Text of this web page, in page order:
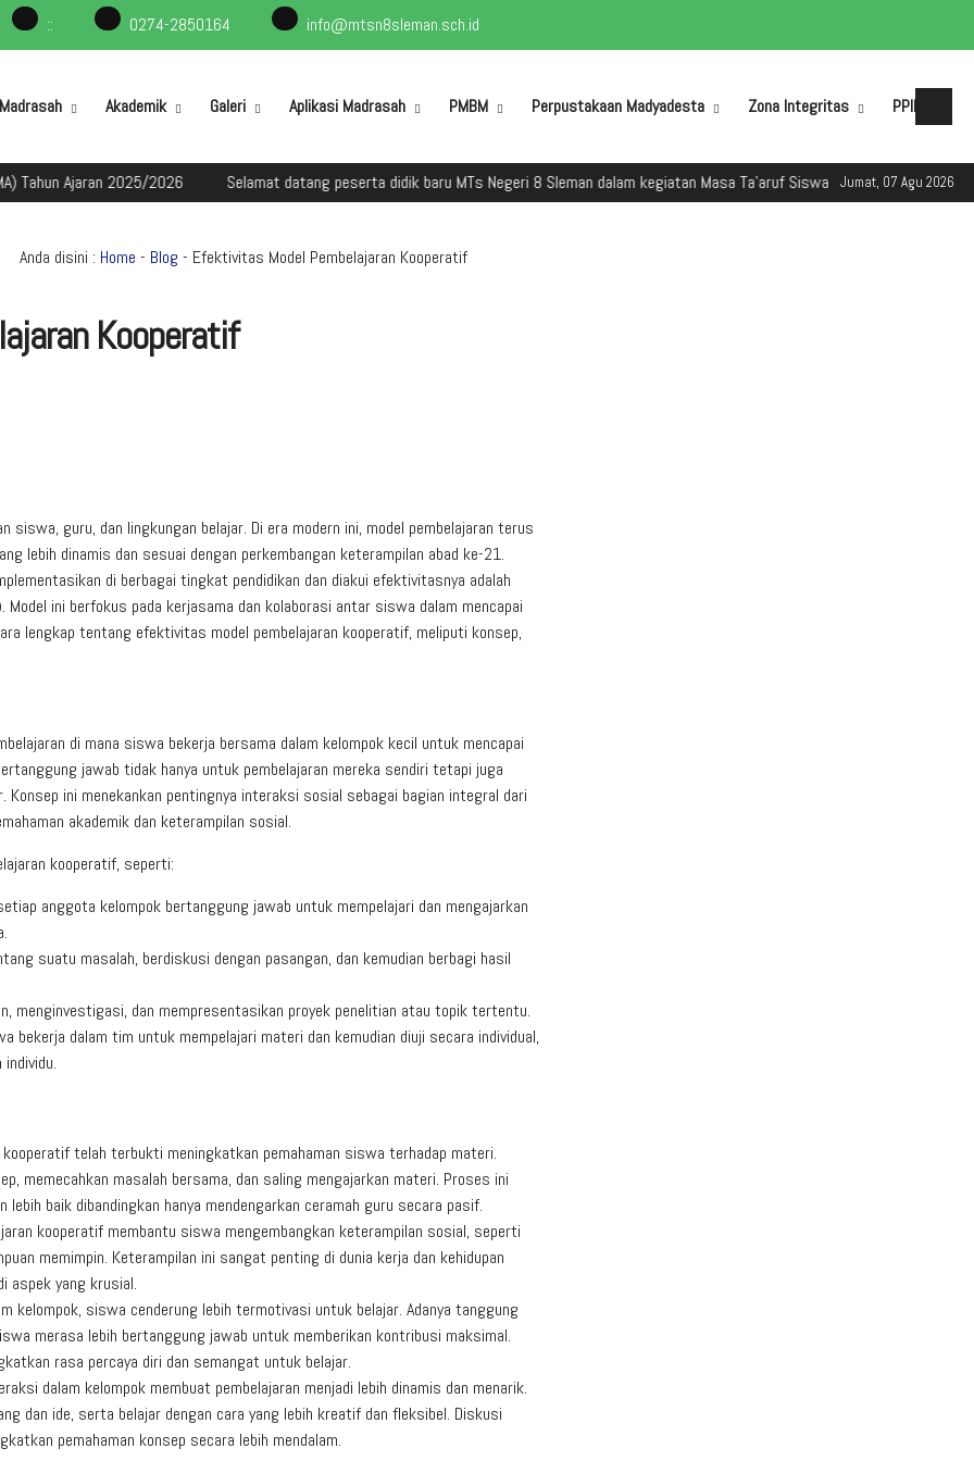
:: 0274-2850164 info@mtsn8sleman.sch.id
Akademik Galeri Aplikasi Madrasah PMBM Perpustakaan Madyadesta Zona Integritas PPID
Jumat, 07 Agu 2026
2025/2026 Selamat datang peserta didik baru MTs Negeri 8 Sleman dalam kegiatan Masa Ta'aruf Siswa Madrasah (MATSAMA) Tahun
Anda disini : Home - Blog - Efektivitas Model Pembelajaran Kooperatif
Kooperatif
guru, dan lingkungan belajar. Di era modern ini, model pembelajaran terus
lebih dinamis dan sesuai dengan perkembangan keterampilan abad ke-21.
di berbagai tingkat pendidikan dan diakui efektivitasnya adalah
ini berfokus pada kerjasama dan kolaborasi antar siswa dalam mencapai
lengkap tentang efektivitas model pembelajaran kooperatif, meliputi konsep,
di mana siswa bekerja bersama dalam kelompok kecil untuk mencapai
jawab tidak hanya untuk pembelajaran mereka sendiri tetapi juga
Konsep ini menekankan pentingnya interaksi sosial sebagai bagian integral dari
akademik dan keterampilan sosial.
kooperatif, seperti:
anggota kelompok bertanggung jawab untuk mempelajari dan mengajarkan
suatu masalah, berdiskusi dengan pasangan, dan kemudian berbagi hasil
menginvestigasi, dan mempresentasikan proyek penelitian atau topik tertentu.
bekerja dalam tim untuk mempelajari materi dan kemudian diuji secara individual,
telah terbukti meningkatkan pemahaman siswa terhadap materi.
memecahkan masalah bersama, dan saling mengajarkan materi. Proses ini
baik dibandingkan hanya mendengarkan ceramah guru secara pasif.
kooperatif membantu siswa mengembangkan keterampilan sosial, seperti
memimpin. Keterampilan ini sangat penting di dunia kerja dan kehidupan
aspek yang krusial.
kelompok, siswa cenderung lebih termotivasi untuk belajar. Adanya tanggung
merasa lebih bertanggung jawab untuk memberikan kontribusi maksimal.
rasa percaya diri dan semangat untuk belajar.
dalam kelompok membuat pembelajaran menjadi lebih dinamis dan menarik.
dan ide, serta belajar dengan cara yang lebih kreatif dan fleksibel. Diskusi
pemahaman konsep secara lebih mendalam.